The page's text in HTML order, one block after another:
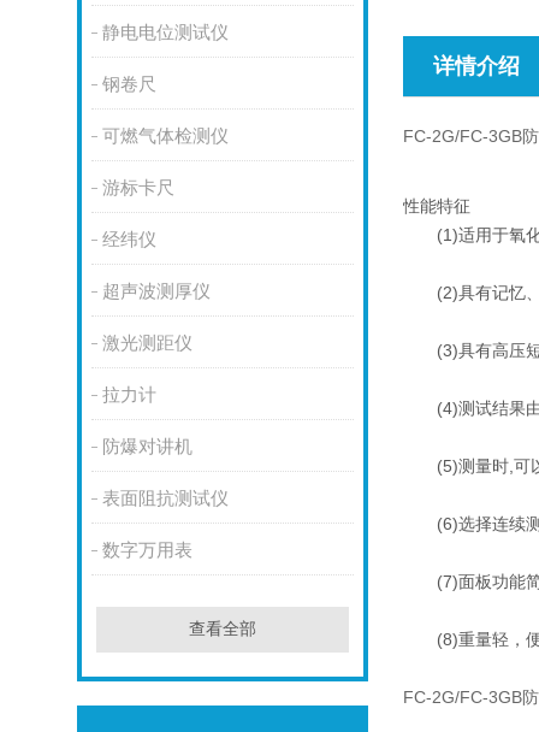
静电电位测试仪
钢卷尺
可燃气体检测仪
游标卡尺
经纬仪
超声波测厚仪
激光测距仪
拉力计
防爆对讲机
表面阻抗测试仪
数字万用表
查看全部
详情介绍
FC-2G/FC-3GB
性能特征
(1)适用于氧化
(2)具有记忆、
(3)具有高压短
(4)测试结果由
(5)测量时,可以
(6)选择连续测
(7)面板功能简
(8)重量轻，便
FC-2G/FC-3GB